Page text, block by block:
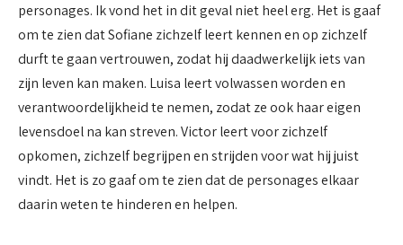
personages. Ik vond het in dit geval niet heel erg. Het is gaaf
om te zien dat Sofiane zichzelf leert kennen en op zichzelf
durft te gaan vertrouwen, zodat hij daadwerkelijk iets van
zijn leven kan maken. Luisa leert volwassen worden en
verantwoordelijkheid te nemen, zodat ze ook haar eigen
levensdoel na kan streven. Victor leert voor zichzelf
opkomen, zichzelf begrijpen en strijden voor wat hij juist
vindt. Het is zo gaaf om te zien dat de personages elkaar
daarin weten te hinderen en helpen.